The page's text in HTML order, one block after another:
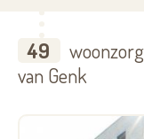
49
van Genk